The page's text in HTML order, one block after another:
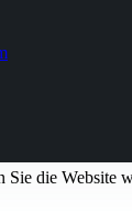
Sie die Website